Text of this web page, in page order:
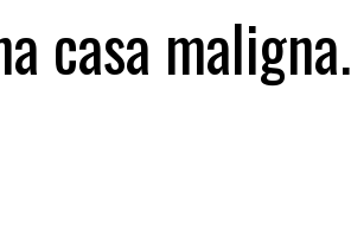
casa maligna.